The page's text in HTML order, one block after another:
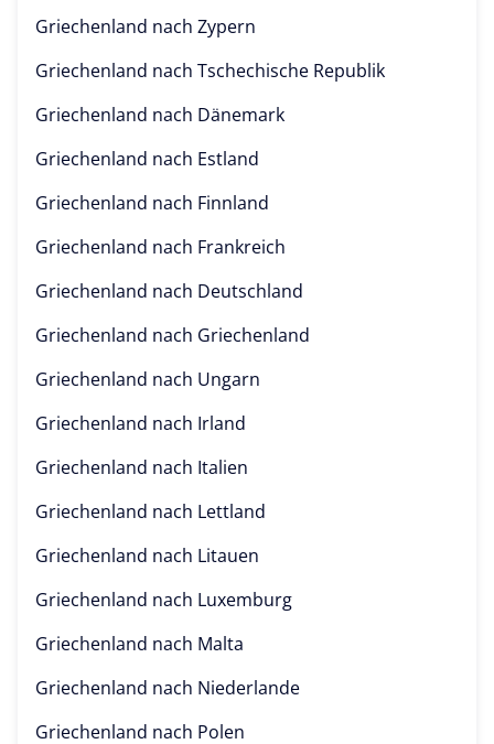
Griechenland nach Zypern
Griechenland nach Tschechische Republik
Griechenland nach Dänemark
Griechenland nach Estland
Griechenland nach Finnland
Griechenland nach Frankreich
Griechenland nach Deutschland
Griechenland nach Griechenland
Griechenland nach Ungarn
Griechenland nach Irland
Griechenland nach Italien
Griechenland nach Lettland
Griechenland nach Litauen
Griechenland nach Luxemburg
Griechenland nach Malta
Griechenland nach Niederlande
Griechenland nach Polen